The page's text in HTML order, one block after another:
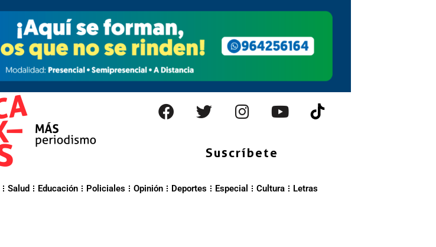
Suscríbete
Salud Educación Policiales Opinión Deportes Especial Cultura Letras